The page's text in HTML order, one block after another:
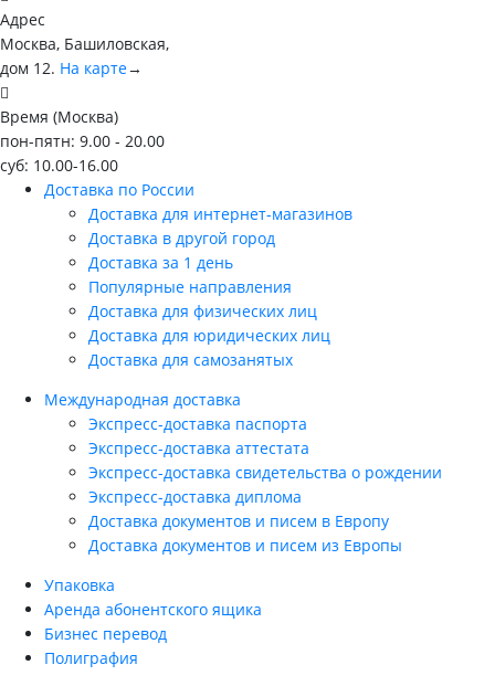
Адрес
Москва, Башиловская,
дом 12. На карте→
Время (Москва)
пон-пятн: 9.00 - 20.00
суб: 10.00-16.00
Доставка по России
Доставка для интернет-магазинов
Доставка в другой город
Доставка за 1 день
Популярные направления
Доставка для физических лиц
Доставка для юридических лиц
Доставка для самозанятых
Международная доставка
Экспресс-доставка паспорта
Экспресс-доставка аттестата
Экспресс-доставка свидетельства о рождении
Экспресс-доставка диплома
Доставка документов и писем в Европу
Доставка документов и писем из Европы
Упаковка
Аренда абонентского ящика
Бизнес перевод
Полиграфия